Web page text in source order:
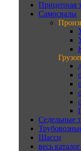
Прицепная
Самосвалы
Седельные
Шасси
весь